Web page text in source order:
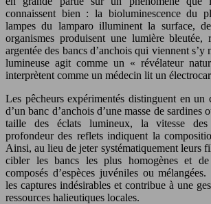
connaissent bien : la bioluminescence du
lampes du lamparo illuminent la surface,
organismes produisent une lumière bleutée,
argentée des bancs d’anchois qui viennent s’y
lumineuse agit comme un « révélateur
interprètent comme un médecin lit un
Les pêcheurs expérimentés distinguent en
d’un banc d’anchois d’une masse de sardines
taille des éclats lumineux, la vitesse
profondeur des reflets indiquent la
Ainsi, au lieu de jeter systématiquement leurs
cibler les bancs les plus homogènes et de
composés d’espèces juvéniles ou
les captures indésirables et contribue à une
ressources halieutiques locales.